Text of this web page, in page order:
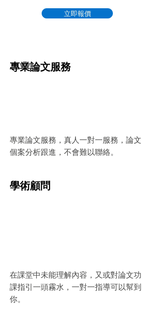
立即報價
專業論文服務
專業論文服務，真人一對一服務，論文
個案分析跟進，不會難以聯絡。
學術顧問
在課堂中未能理解內容，又或對論文功
課指引一頭霧水，一對一指導可以幫到
你。